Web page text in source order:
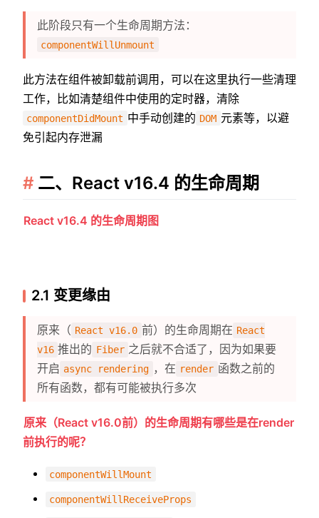
此阶段只有一个生命周期方法：
componentWillUnmount
此方法在组件被卸载前调用，可以在这里执行一些清理
工作，比如清楚组件中使用的定时器，清除
componentDidMount 中手动创建的 DOM 元素等，以避
免引起内存泄漏
二、React v16.4 的生命周期
React v16.4 的生命周期图
2.1 变更缘由
原来（ React v16.0 前）的生命周期在 React
v16 推出的 Fiber 之后就不合适了，因为如果要
开启 async rendering ，在 render 函数之前的
所有函数，都有可能被执行多次
原来（React v16.0前）的生命周期有哪些是在render
前执行的呢？
componentWillMount
componentWillReceiveProps